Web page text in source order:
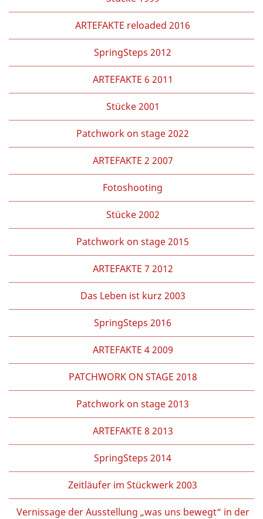
ARTEFAKTE reloaded 2016
SpringSteps 2012
ARTEFAKTE 6 2011
Stücke 2001
Patchwork on stage 2022
ARTEFAKTE 2 2007
Fotoshooting
Stücke 2002
Patchwork on stage 2015
ARTEFAKTE 7 2012
Das Leben ist kurz 2003
SpringSteps 2016
ARTEFAKTE 4 2009
PATCHWORK ON STAGE 2018
Patchwork on stage 2013
ARTEFAKTE 8 2013
SpringSteps 2014
Zeitläufer im Stückwerk 2003
Vernissage der Ausstellung „was uns bewegt“ in der